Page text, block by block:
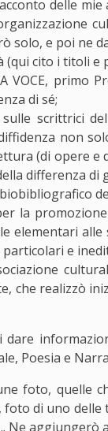
delle
solo, e poi ne
(qui cito i titoli e
VOCE, primo
di sé;
scrittrici
non
(di opere e
differenza di
la
elementari
e
che realizzò
Poesia e
foto, quelle
foto di uno
Ne aggiungerò